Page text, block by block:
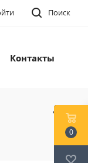
Поиск
Контакты
0